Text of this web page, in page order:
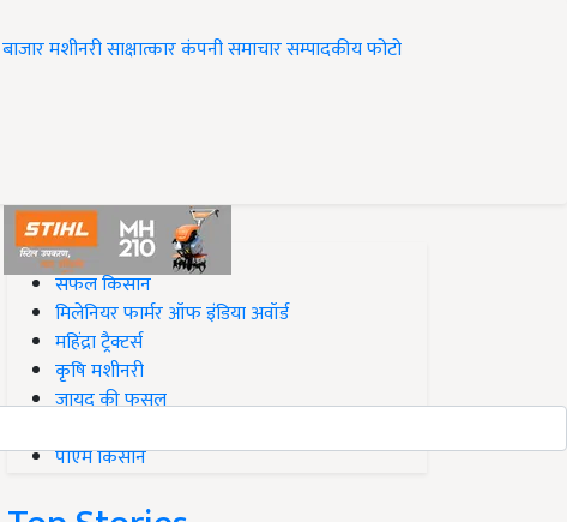
बाजारमशीनरीसाक्षात्कारकंपनी समाचारसम्पादकीयफोटो
#Top on Krishi Jagran
सफल किसान
मिलेनियर फार्मर ऑफ इंडिया अवॉर्ड
महिंद्रा ट्रैक्टर्स
कृषि मशीनरी
जायद की फसल
पीएम किसान